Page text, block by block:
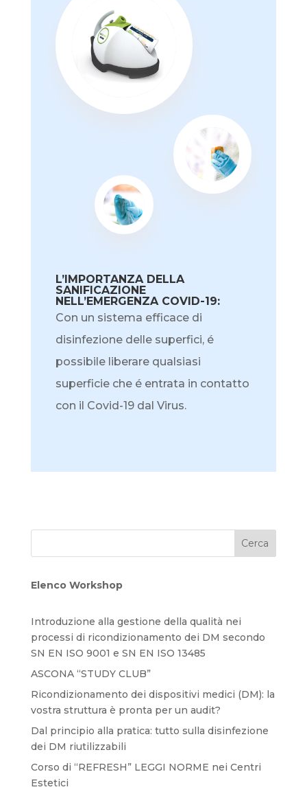
L’IMPORTANZA DELLA
SANIFICAZIONE
NELL’EMERGENZA COVID-19:
Con un sistema efficace di
disinfezione delle superfici, é
possibile liberare qualsiasi
superficie che é entrata in contatto
con il Covid-19 dal Virus.
Elenco Workshop
Introduzione alla gestione della qualità nei
processi di ricondizionamento dei DM secondo
SN EN ISO 9001 e SN EN ISO 13485
ASCONA “STUDY CLUB”
Ricondizionamento dei dispositivi medici (DM): la
vostra struttura è pronta per un audit?
Dal principio alla pratica: tutto sulla disinfezione
dei DM riutilizzabili
Corso di “REFRESH” LEGGI NORME nei Centri
Estetici